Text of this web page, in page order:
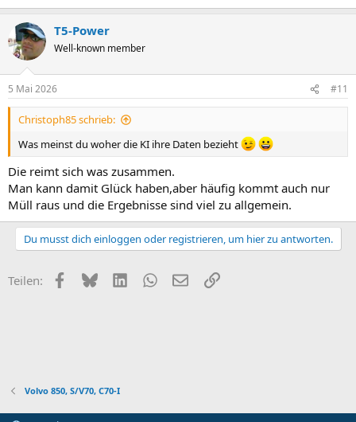
T5-Power
Well-known member
5 Mai 2026 #11
Christoph85 schrieb:
Was meinst du woher die KI ihre Daten bezieht
Die reimt sich was zusammen.
Man kann damit Glück haben,aber häufig kommt auch nur
Müll raus und die Ergebnisse sind viel zu allgemein.
Du musst dich einloggen oder registrieren, um hier zu antworten.
Teilen: Facebook
BlueskyLinkedInWhatsApp
E-MailLink
Volvo 850, S/V70, C70-I